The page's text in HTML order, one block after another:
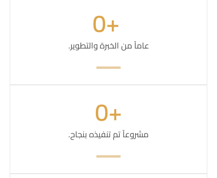
عاماً من الخبرة والتطوير.
0
مشروعاً تم تنفيذه بنجاح.
+
0